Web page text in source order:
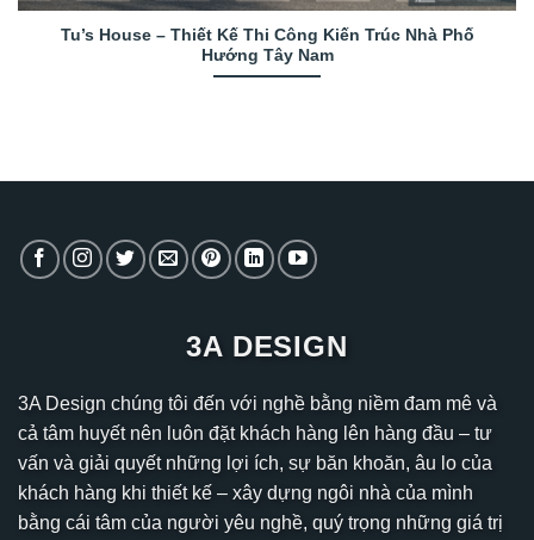
Tu’s House – Thiết Kế Thi Công Kiến Trúc Nhà Phố
Hướng Tây Nam
3A DESIGN
3A Design chúng tôi đến với nghề bằng niềm đam mê và
cả tâm huyết nên luôn đặt khách hàng lên hàng đầu – tư
vấn và giải quyết những lợi ích, sự băn khoăn, âu lo của
khách hàng khi thiết kế – xây dựng ngôi nhà của mình
bằng cái tâm của người yêu nghề, quý trọng những giá trị